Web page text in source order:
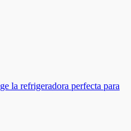
la refrigeradora perfecta para